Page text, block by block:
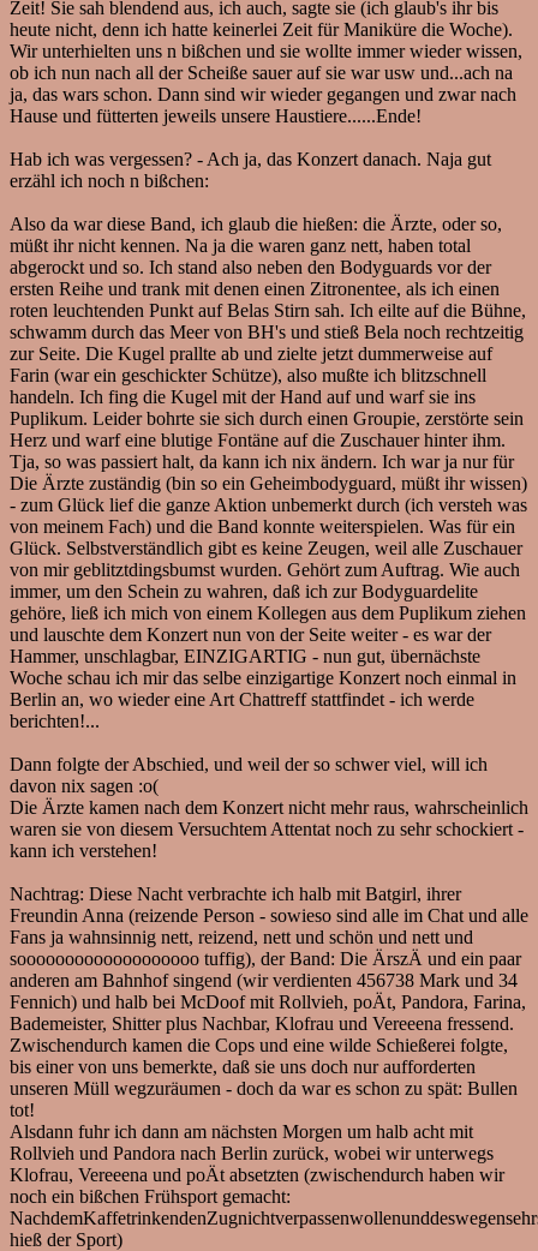
Zeit! Sie sah blendend aus, ich auch, sagte sie (ich glaub's ihr bis
heute nicht, denn ich hatte keinerlei Zeit für Maniküre die Woche).
Wir unterhielten uns n bißchen und sie wollte immer wieder wissen,
ob ich nun nach all der Scheiße sauer auf sie war usw und...ach na
ja, das wars schon. Dann sind wir wieder gegangen und zwar nach
Hause und fütterten jeweils unsere Haustiere......Ende!
Hab ich was vergessen? - Ach ja, das Konzert danach. Naja gut
erzähl ich noch n bißchen:
Also da war diese Band, ich glaub die hießen: die Ärzte, oder so,
müßt ihr nicht kennen. Na ja die waren ganz nett, haben total
abgerockt und so. Ich stand also neben den Bodyguards vor der
ersten Reihe und trank mit denen einen Zitronentee, als ich einen
roten leuchtenden Punkt auf Belas Stirn sah. Ich eilte auf die Bühne,
schwamm durch das Meer von BH's und stieß Bela noch rechtzeitig
zur Seite. Die Kugel prallte ab und zielte jetzt dummerweise auf
Farin (war ein geschickter Schütze), also mußte ich blitzschnell
handeln. Ich fing die Kugel mit der Hand auf und warf sie ins
Puplikum. Leider bohrte sie sich durch einen Groupie, zerstörte sein
Herz und warf eine blutige Fontäne auf die Zuschauer hinter ihm.
Tja, so was passiert halt, da kann ich nix ändern. Ich war ja nur für
Die Ärzte zuständig (bin so ein Geheimbodyguard, müßt ihr wissen)
- zum Glück lief die ganze Aktion unbemerkt durch (ich versteh was
von meinem Fach) und die Band konnte weiterspielen. Was für ein
Glück. Selbstverständlich gibt es keine Zeugen, weil alle Zuschauer
von mir geblitztdingsbumst wurden. Gehört zum Auftrag. Wie auch
immer, um den Schein zu wahren, daß ich zur Bodyguardelite
gehöre, ließ ich mich von einem Kollegen aus dem Puplikum ziehen
und lauschte dem Konzert nun von der Seite weiter - es war der
Hammer, unschlagbar, EINZIGARTIG - nun gut, übernächste
Woche schau ich mir das selbe einzigartige Konzert noch einmal in
Berlin an, wo wieder eine Art Chattreff stattfindet - ich werde
berichten!...
Dann folgte der Abschied, und weil der so schwer viel, will ich
davon nix sagen :o(
Die Ärzte kamen nach dem Konzert nicht mehr raus, wahrscheinlich
waren sie von diesem Versuchtem Attentat noch zu sehr schockiert -
kann ich verstehen!
Nachtrag: Diese Nacht verbrachte ich halb mit Batgirl, ihrer
Freundin Anna (reizende Person - sowieso sind alle im Chat und alle
Fans ja wahnsinnig nett, reizend, nett und schön und nett und
sooooooooooooooooooo tuffig), der Band: Die ÄrszÄ und ein paar
anderen am Bahnhof singend (wir verdienten 456738 Mark und 34
Fennich) und halb bei McDoof mit Rollvieh, poÄt, Pandora, Farina,
Bademeister, Shitter plus Nachbar, Klofrau und Vereeena fressend.
Zwischendurch kamen die Cops und eine wilde Schießerei folgte,
bis einer von uns bemerkte, daß sie uns doch nur aufforderten
unseren Müll wegzuräumen - doch da war es schon zu spät: Bullen
tot!
Alsdann fuhr ich dann am nächsten Morgen um halb acht mit
Rollvieh und Pandora nach Berlin zurück, wobei wir unterwegs
Klofrau, Vereeena und poÄt absetzten (zwischendurch haben wir
noch ein bißchen Frühsport gemacht:
hieß der Sport)